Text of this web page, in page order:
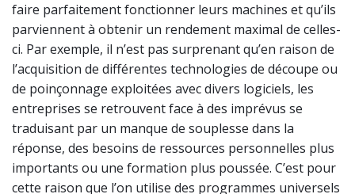
faire parfaitement fonctionner leurs machines et qu’ils
parviennent à obtenir un rendement maximal de celles-
ci. Par exemple, il n’est pas surprenant qu’en raison de
l’acquisition de différentes technologies de découpe ou
de poinçonnage exploitées avec divers logiciels, les
entreprises se retrouvent face à des imprévus se
traduisant par un manque de souplesse dans la
réponse, des besoins de ressources personnelles plus
importants ou une formation plus poussée. C’est pour
cette raison que l’on utilise des programmes universels